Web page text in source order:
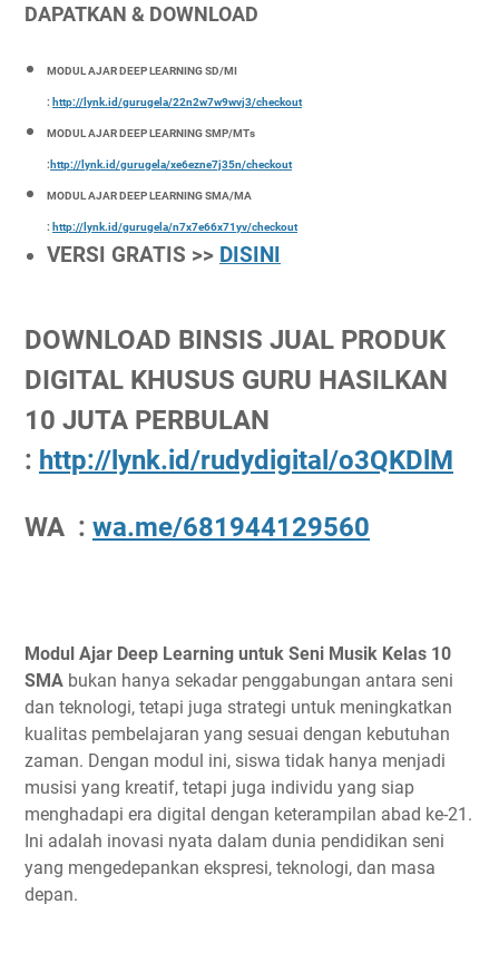
DAPATKAN & DOWNLOAD
MODUL AJAR DEEP LEARNING SD/MI
: http://lynk.id/gurugela/22n2w7w9wvj3/checkout
MODUL AJAR DEEP LEARNING SMP/MTs
: http://lynk.id/gurugela/xe6ezne7j35n/checkout
MODUL AJAR DEEP LEARNING SMA/MA
: http://lynk.id/gurugela/n7x7e66x71yv/checkout
VERSI GRATIS >> DISINI
DOWNLOAD BINSIS JUAL PRODUK
DIGITAL KHUSUS GURU HASILKAN
10 JUTA PERBULAN
: http://lynk.id/rudydigital/o3QKDlM
WA : wa.me/681944129560
Modul Ajar Deep Learning untuk Seni Musik Kelas 10
SMA bukan hanya sekadar penggabungan antara seni
dan teknologi, tetapi juga strategi untuk meningkatkan
kualitas pembelajaran yang sesuai dengan kebutuhan
zaman. Dengan modul ini, siswa tidak hanya menjadi
musisi yang kreatif, tetapi juga individu yang siap
menghadapi era digital dengan keterampilan abad ke-21.
Ini adalah inovasi nyata dalam dunia pendidikan seni
yang mengedepankan ekspresi, teknologi, dan masa
depan.